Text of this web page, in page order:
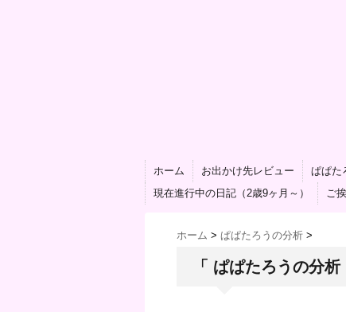
ホーム お出かけ先レビュー ぱぱた
現在進行中の日記（2歳9ヶ月～）
ご
ホーム > ぱぱたろうの分析 >
「 ぱぱたろうの分